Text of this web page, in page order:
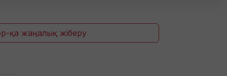
қа жаңалық жіберу